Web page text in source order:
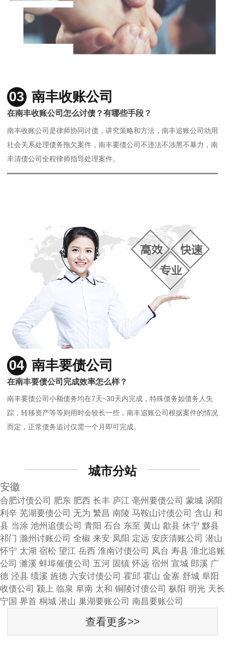
03 南丰收账公司
在南丰收账公司怎么讨债？有哪些手段？
南丰收账公司是律师协同讨债，讲究策略和方法，南丰追账公司动用
社会关系处理债务拖欠案件，南丰要债公司不违法不涉黑不暴力，南
丰清债公司全程律师指导处理案件。
04 南丰要债公司
在南丰要债公司完成效率怎么样？
南丰要债公司小额债务均在7天~30天内完成，特殊债务如债务人失
踪，转移资产等等则用时会较长一些，南丰追账公司根据案件的情况
而定，正常债务追讨仅需一个月即可完成。
城市分站
安徽
合肥讨债公司 肥东 肥西 长丰 庐江 亳州要债公司 蒙城 涡阳
利辛 芜湖要债公司 无为 繁昌 南陵 马鞍山讨债公司 含山 和
县 当涂 池州追债公司 青阳 石台 东至 黄山 歙县 休宁 黟县
祁门 滁州讨账公司 全椒 来安 凤阳 定远 安庆清账公司 潜山
怀宁 太湖 宿松 望江 岳西 淮南讨债公司 凤台 寿县 淮北追账
公司 濉溪 蚌埠催债公司 五河 固镇 怀远 宿州 宣城 郎溪 广
德 泾县 绩溪 旌德 六安讨债公司 霍邱 霍山 金寨 舒城 阜阳
收债公司 颍上 临泉 阜南 太和 铜陵讨债公司 枞阳 明光 天长
宁国 界首 桐城 潜山 巢湖要账公司 南昌要账公司
查看更多>>